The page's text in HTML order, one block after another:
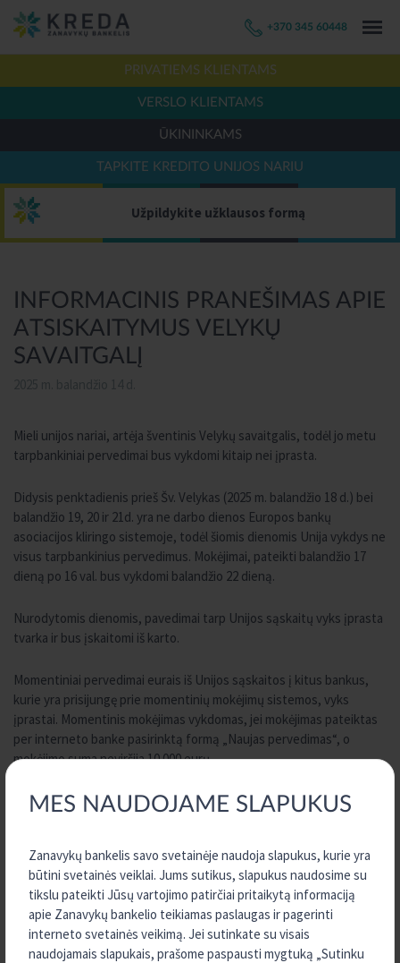
MES NAUDOJAME SLAPUKUS
Zanavykų bankelis savo svetainėje naudoja slapukus, kurie yra
būtini svetainės veiklai. Jums sutikus, slapukus naudosime su
tikslu pateikti Jūsų vartojimo patirčiai pritaikytą informaciją
apie Zanavykų bankelio teikiamas paslaugas ir pagerinti
interneto svetainės veikimą. Jei sutinkate su visais
naudojamais slapukais, prašome paspausti mygtuką „Sutinku
+370 345 60448
PRIVATIEMS KLIENTAMS
VERSLO KLIENTAMS
ŪKININKAMS
TAPKITE KREDITO UNIJOS NARIU
Užpildykite užklausos formą
INFORMACINIS PRANEŠIMAS APIE
ATSISKAITYMUS VELYKŲ
SAVAITGALĮ
Mieli unijos nariai, artėja šventinis Velykų savaitgalis, todėl jo metu
tarpbankiniai pervedimai bus vykdomi kitaip nei įprasta.
Didysis penktadienis prieš Šv. Velykas (2025 m. balandžio 18 d.) bei
balandžio 19, 20 ir 21d. yra ne darbo dienos Europos bankų
asociacijos kliringo sistemoje, todėl šiomis dienomis Unija vykdys ne
visus tarpbankinius pervedimus. Mokėjimai, pateikti balandžio 17
dieną po 16 val. bus vykdomi balandžio 22 dieną.
Nurodytomis dienomis, pavedimai tarp Unijos sąskaitų vyks įprasta
tvarka ir bus įskaitomi iš karto.
Momentiniai pervedimai eurais iš Unijos sąskaitos į kitus bankus,
kurie yra prisijungę prie momentinių mokėjimų sistemos, vyks
įprastai. Momentinis mokėjimas vykdomas, jei mokėjimas pateiktas
per interneto banke pasirinktą formą „Naujas pervedimas“, o
mokėjimo suma neviršija 10 000 eurų.
Atsiprašome už galimus nepatogumus ir primename svarbiais
Ramių ir jaukių Jums Šv. Velykų!
Kredito unija Zanavykų bankelis